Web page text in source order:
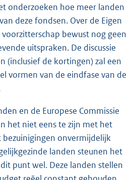
onderzoeken hoe meer landen
deze fondsen. Over de Eigen
bewust nog geen
uitspraken. De discussie
(inclusief de kortingen) zal een
vormen van de eindfase van de
en de Europese Commissie
het niet eens te zijn met het
onvermijdelijk
landen steunen het
punt wel. Deze landen stellen